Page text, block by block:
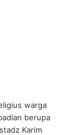
warga
berupa
Karim